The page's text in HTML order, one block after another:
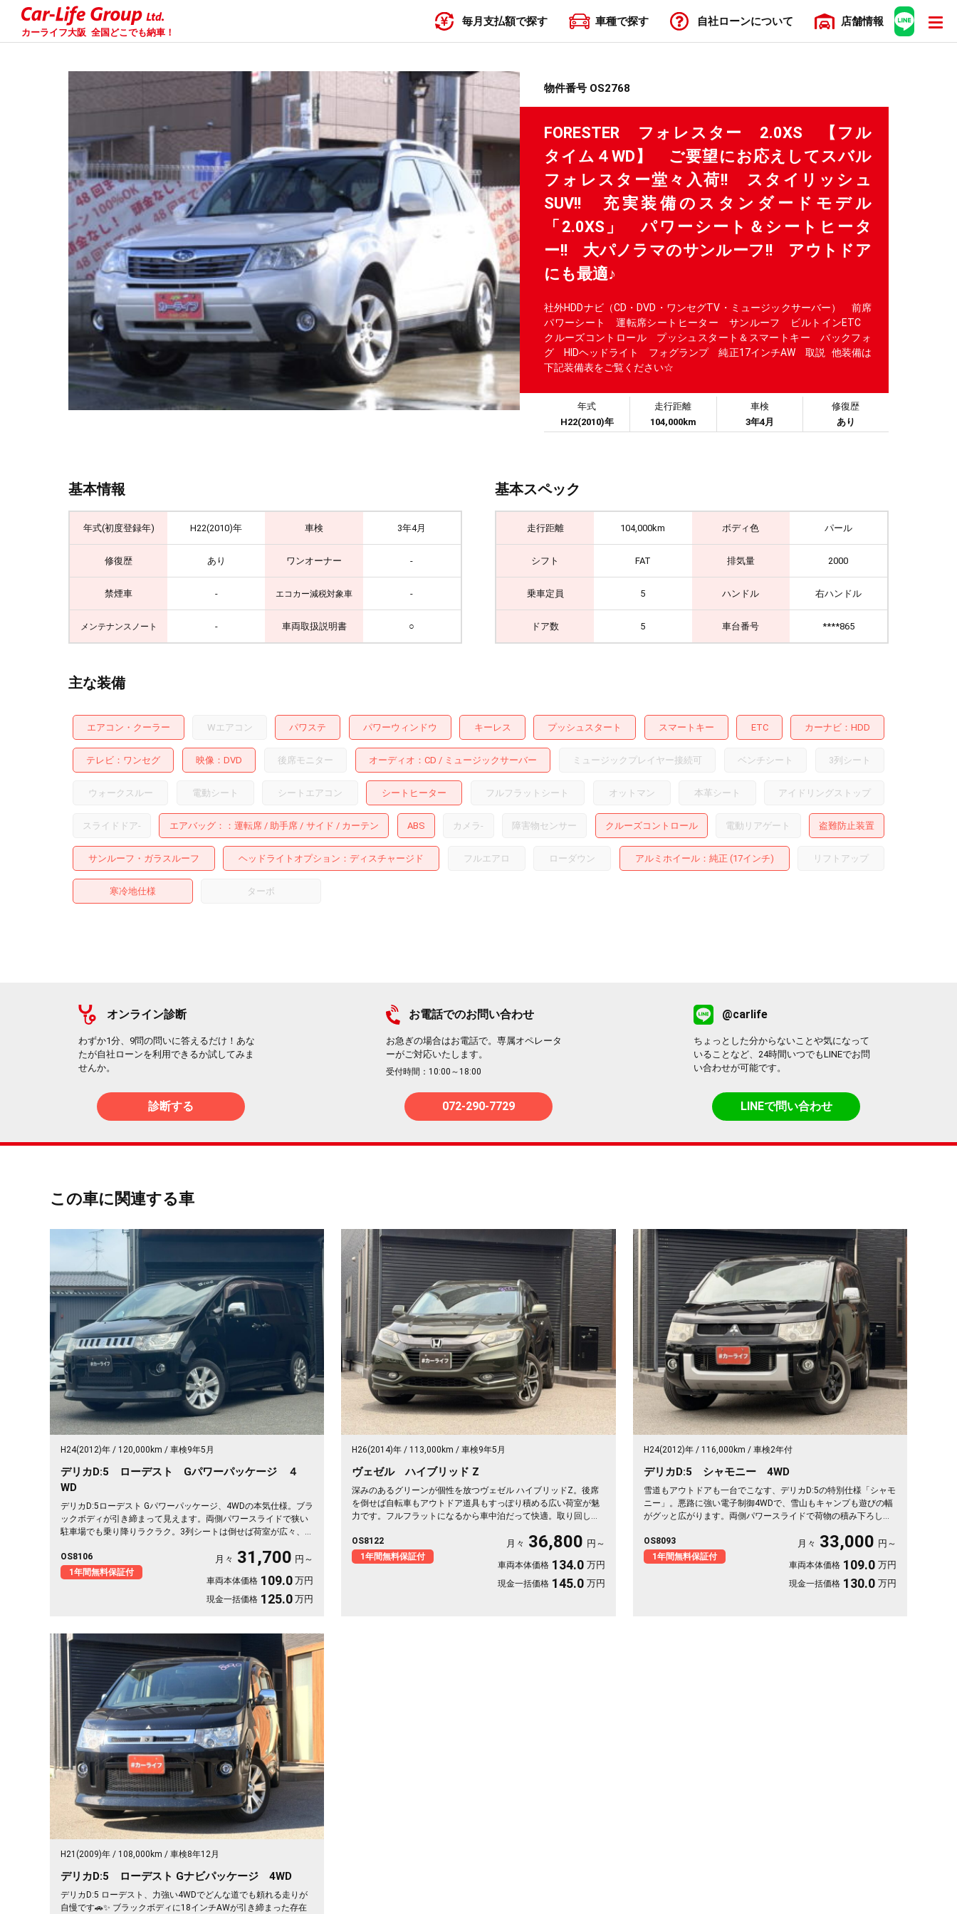
カーライフ大阪 全国どこでも納車！
毎月支払額で探す 車種で探す 自社ローンについて 店舗情報
物件番号 OS2768
FORESTER フォレスター 2.0XS 【フル
タイム４WD】 ご要望にお応えしてスバル
フォレスター堂々入荷!! スタイリッシュ
SUV!! 充実装備のスタンダードモデル
「2.0XS」 パワーシート＆シートヒータ
ー!! 大パノラマのサンルーフ!! アウトドア
にも最適♪
社外HDDナビ（CD・DVD・ワンセグTV・ミュージックサーバー） 前席
パワーシート 運転席シートヒーター サンルーフ ビルトインETC
クルーズコントロール プッシュスタート＆スマートキー バックフォ
グ HIDヘッドライト フォグランプ 純正17インチAW 取説 他装備は
下記装備表をご覧ください☆
年式
H22(2010)年
走行距離
104,000km
車検
3年4月
修復歴
あり
基本情報
年式(初度登録年) H22(2010)年 車検 3年4月
修復歴 あり ワンオーナー -
禁煙車 - エコカー減税対象車 -
メンテナンスノート - 車両取扱説明書 ○
基本スペック
走行距離 104,000km ボディ色 パール
シフト FAT 排気量 2000
乗車定員 5 ハンドル 右ハンドル
ドア数 5 車台番号 ****865
主な装備
エアコン・クーラー Wエアコン パワステ パワーウィンドウ キーレス プッシュスタート スマートキー ETC カーナビ HDD
テレビ ワンセグ 映像 DVD 後席モニター オーディオ CD ミュージックサーバー ミュージックプレイヤー接続可 ベンチシート 3列シート
ウォークスルー 電動シート シートエアコン シートヒーター フルフラットシート オットマン 本革シート アイドリングストップ
スライドドア- エアバッグ： 運転席 助手席 サイド カーテン ABS カメラ- 障害物センサー クルーズコントロール 電動リアゲート 盗難防止装置
サンルーフ・ガラスルーフ ヘッドライトオプション ディスチャージド フルエアロ ローダウン アルミホイール：純正 (17インチ) リフトアップ
寒冷地仕様 ターボ
オンライン診断
わずか1分、9問の問いに答えるだけ！あな
たが自社ローンを利用できるか試してみま
せんか。
診断する
お電話でのお問い合わせ
お急ぎの場合はお電話で。専属オペレータ
ーがご対応いたします。
受付時間：10:00～18:00
072-290-7729
@carlife
ちょっとした分からないことや気になって
いることなど、24時間いつでもLINEでお問
い合わせが可能です。
LINEで問い合わせ
この車に関連する車
H24(2012)年 120,000km 車検9年5月
デリカD:5 ローデスト Gパワーパッケージ ４
WD
デリカD:5ローデスト Gパワーパッケージ、4WDの本気仕様。ブラ
ックボディが引き締まって見えます。両側パワースライドで狭い
駐車場でも乗り降りラクラク。3列シートは倒せば荷室が広々、キ
きな車体もスッと駐車OK。雪道もアウトドアも仲間との遠出も、
これ一台で頼れる相棒に🚗✨💺🙌。安心して長く乗れる《1年保証
付》です😊
OS8106
1年間無料保証付
月々 31,700 円～
車両本体価格 109.0 万円
現金一括価格 125.0 万円
H26(2014)年 113,000km 車検9年5月
ヴェゼル ハイブリッド Z
深みのあるグリーンが個性を放つヴェゼル ハイブリッドZ。後席
を倒せば自転車もアウトドア道具もすっぽり積める広い荷室が魅
力です。フルフラットになるから車中泊だって快適。取り回しの
す。休日は思い立ったら遠出、平日は日々の相棒に。ドライブレ
コーダー付きで万が一の時も映像で安心。走りに彩りを添える一
台です《1年保証付》🚗✨💚💺😎
OS8122
1年間無料保証付
月々 36,800 円～
車両本体価格 134.0 万円
現金一括価格 145.0 万円
H24(2012)年 116,000km 車検2年付
デリカD:5 シャモニー 4WD
雪道もアウトドアも一台でこなす、デリカD:5の特別仕様「シャモ
ニー」。悪路に強い電子制御4WDで、雪山もキャンプも遊びの幅
がグッと広がります。両側パワースライドで荷物の積み下ろしも
動も車内が退屈しません。ブラックボディに社外16インチが効い
た一台で、週末の遠出が待ち遠しくなりますよ。乗り込むほどに
頼れる相棒に💫🏔️🚗✌️《1年保証付》
OS8093
1年間無料保証付
月々 33,000 円～
車両本体価格 109.0 万円
現金一括価格 130.0 万円
H21(2009)年 108,000km 車検8年12月
デリカD:5 ローデスト Gナビパッケージ 4WD
デリカD:5 ローデスト、力強い4WDでどんな道でも頼れる走りが
自慢です🚗✨ ブラックボディに18インチAWが引き締まった存在